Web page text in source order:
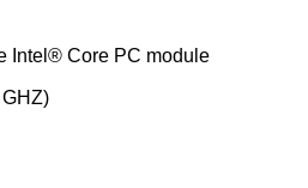
Intel® Core PC module